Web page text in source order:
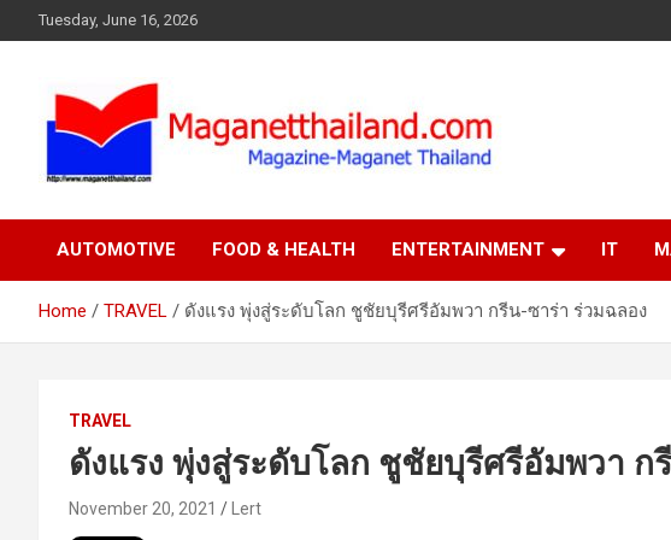
to
Tuesday, June 16, 2026
AUTOMOTIVE FOOD & HEALTH ENTERTAINMENT IT
Home TRAVEL ดังแรง พุ่งสู่ระดับโลก ชูชัยบุรีศรีอัมพวา กรีน-ซาร่า ร่วมฉลอง
TRAVEL
ดังแรง พุ่งสู่ระดับโลก ชูชัยบุรีศรีอัมพวา ก
November 20, 2021 Lert